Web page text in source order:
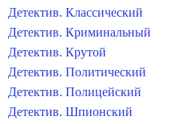
Детектив. Классический
Детектив. Криминальный
Детектив. Крутой
Детектив. Политический
Детектив. Полицейский
Детектив. Шпионский